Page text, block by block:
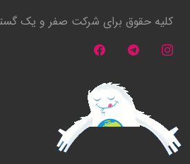
کلیه حقوق برای شرکت صفر و یک